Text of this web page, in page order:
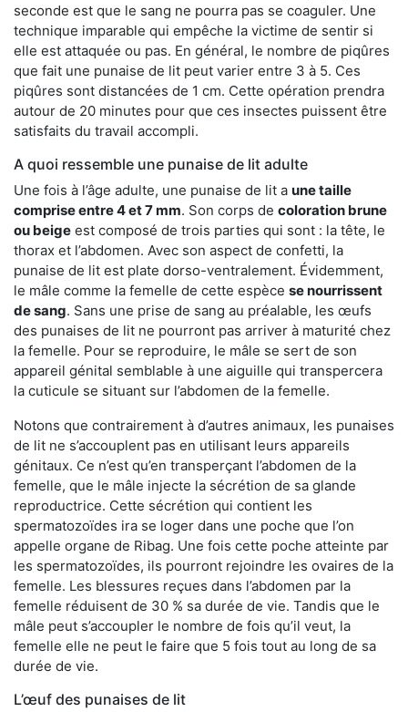
seconde est que le sang ne pourra pas se coaguler. Une
technique imparable qui empêche la victime de sentir si
elle est attaquée ou pas. En général, le nombre de piqûres
que fait une punaise de lit peut varier entre 3 à 5. Ces
piqûres sont distancées de 1 cm. Cette opération prendra
autour de 20 minutes pour que ces insectes puissent être
satisfaits du travail accompli.
A quoi ressemble une punaise de lit adulte
Une fois à l’âge adulte, une punaise de lit a une taille
comprise entre 4 et 7 mm. Son corps de coloration brune
ou beige est composé de trois parties qui sont : la tête, le
thorax et l’abdomen. Avec son aspect de confetti, la
punaise de lit est plate dorso-ventralement. Évidemment,
le mâle comme la femelle de cette espèce se nourrissent
de sang. Sans une prise de sang au préalable, les œufs
des punaises de lit ne pourront pas arriver à maturité chez
la femelle. Pour se reproduire, le mâle se sert de son
appareil génital semblable à une aiguille qui transpercera
la cuticule se situant sur l’abdomen de la femelle.
Notons que contrairement à d’autres animaux, les punaises
de lit ne s’accouplent pas en utilisant leurs appareils
génitaux. Ce n’est qu’en transperçant l’abdomen de la
femelle, que le mâle injecte la sécrétion de sa glande
reproductrice. Cette sécrétion qui contient les
spermatozoïdes ira se loger dans une poche que l’on
appelle organe de Ribag. Une fois cette poche atteinte par
les spermatozoïdes, ils pourront rejoindre les ovaires de la
femelle. Les blessures reçues dans l’abdomen par la
femelle réduisent de 30 % sa durée de vie. Tandis que le
mâle peut s’accoupler le nombre de fois qu’il veut, la
femelle elle ne peut le faire que 5 fois tout au long de sa
durée de vie.
L’œuf des punaises de lit